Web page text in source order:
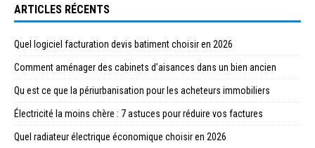
ARTICLES RÉCENTS
Quel logiciel facturation devis batiment choisir en 2026
Comment aménager des cabinets d’aisances dans un bien ancien
Qu est ce que la périurbanisation pour les acheteurs immobiliers
Électricité la moins chère : 7 astuces pour réduire vos factures
Quel radiateur électrique économique choisir en 2026